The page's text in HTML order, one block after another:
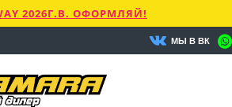
2026Г.В. ОФОРМЛЯЙ!
МЫ В ВК